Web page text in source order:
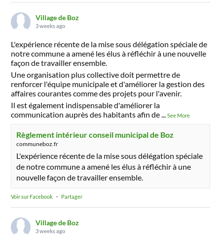
Village de Boz
3 weeks ago
L'expérience récente de la mise sous délégation spéciale de
notre commune a amené les élus à réfléchir à une nouvelle
façon de travailler ensemble.
Une organisation plus collective doit permettre de
renforcer l'équipe municipale et d'améliorer la gestion des
affaires courantes comme des projets pour l'avenir.
Il est également indispensable d'améliorer la
communication auprès des habitants afin de
...See More
Règlement intérieur conseil municipal de Boz
communeboz.fr
L'expérience récente de la mise sous délégation spéciale
de notre commune a amené les élus à réfléchir à une
nouvelle façon de travailler ensemble.
Voir sur Facebook · Partager
Village de Boz
3 weeks ago